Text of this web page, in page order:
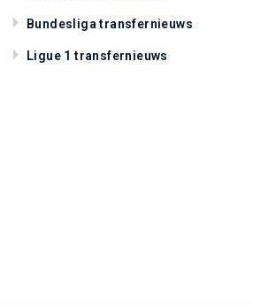
Bundesliga transfernieuws
Ligue 1 transfernieuws